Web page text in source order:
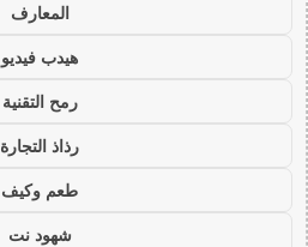
المعارف
هيدب فيديو
رمح التقنية
رذاذ التجارة
طعم وكيف
شهود نت